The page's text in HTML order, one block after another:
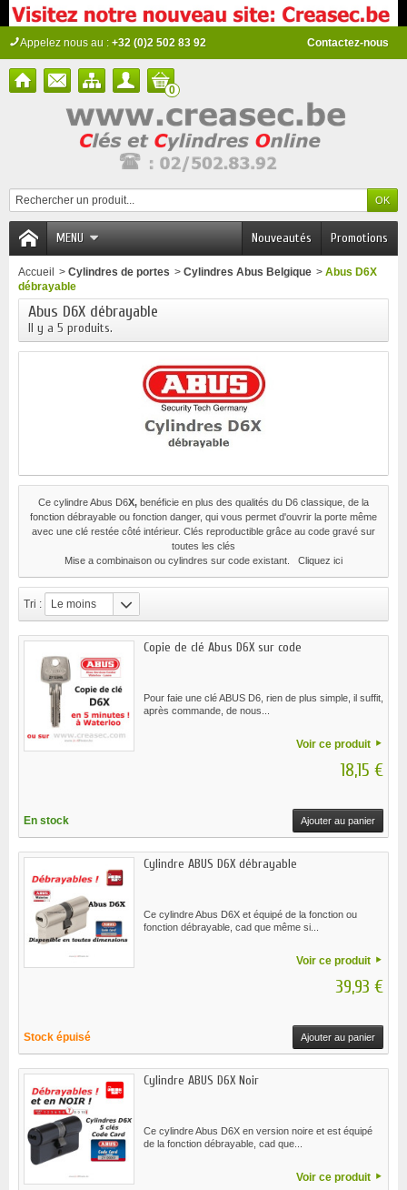
Contactez-nous
Appelez nous au : +32 (0)2 502 83 92
0
MENU Promotions
Nouveautés
Accueil > Cylindres de portes > Cylindres Abus Belgique > Abus D6X
débrayable
Abus D6X débrayable
Il y a 5 produits.
Ce cylindre Abus D6X, benéficie en plus des qualités du D6 classique, de la
fonction débrayable ou fonction danger, qui vous permet d'ouvrir la porte même
avec une clé restée côté intérieur. Clés reproductible grâce au code gravé sur
toutes les clés
Mise a combinaison ou cylindres sur code existant
Cliquez ici
Tri :
Le moins
Copie de clé Abus D6X sur code
Pour faie une clé ABUS D6, rien de plus simple, il suffit,
après commande, de nous...
Voir ce produit
18,15 €
En stock Ajouter au panier
Cylindre ABUS D6X débrayable
Ce cylindre Abus D6X et équipé de la fonction ou
fonction débrayable, cad que même si...
Voir ce produit
39,93 €
Stock épuisé Ajouter au panier
Cylindre ABUS D6X Noir
Ce cylindre Abus D6X en version noire et est équipé
de la fonction débrayable, cad que...
Voir ce produit